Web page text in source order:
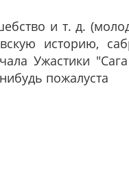
и т. д.
историю,
Ужастики
пожалуста